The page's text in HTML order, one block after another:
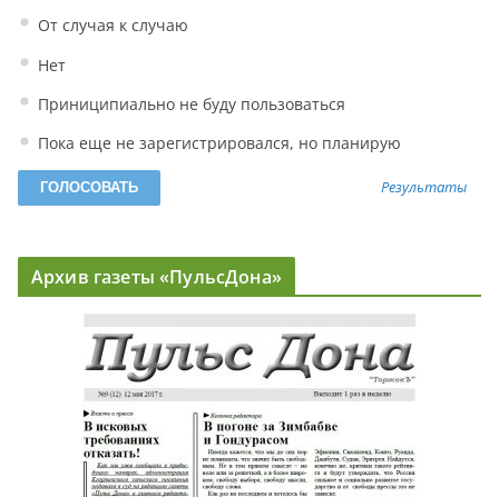
От случая к случаю
Нет
Приниципиально не буду пользоваться
Пока еще не зарегистрировался, но планирую
Результаты
Архив газеты «ПульсДона»